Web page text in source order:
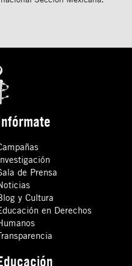
de Prensa
y Cultura
en Derechos